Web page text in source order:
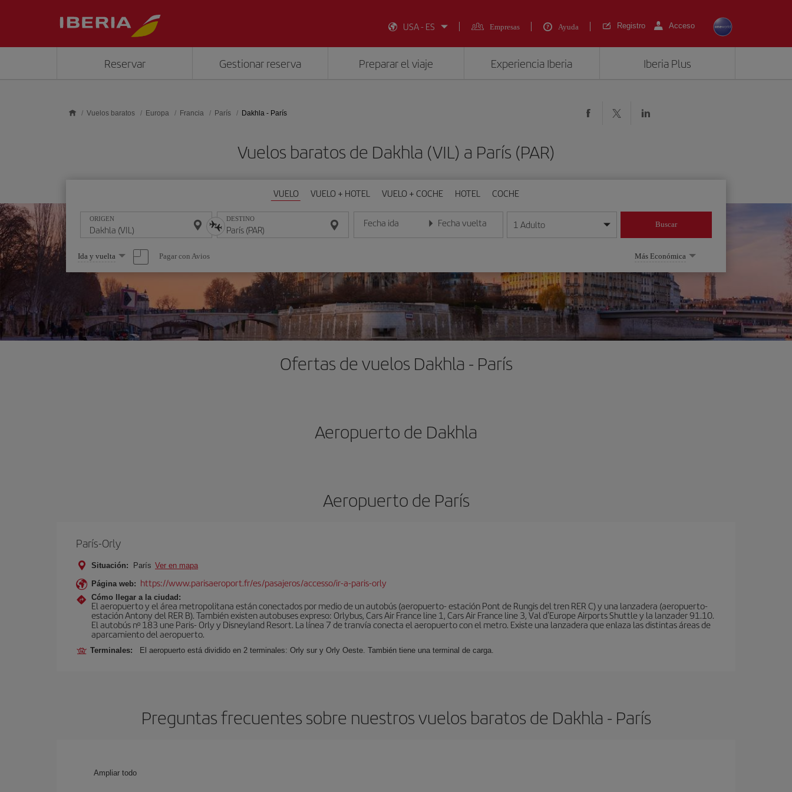
USA - ES
Empresas Ayuda Registro Acceso
Reservar Gestionar reserva Preparar el viaje Experiencia Iberia Iberia Plus
Vuelos baratos Europa Francia París Dakhla - París
Vuelos baratos de Dakhla (VIL) a París (PAR)
VUELO VUELO + HOTEL VUELO + COCHE HOTEL COCHE
ORIGEN DESTINO Fecha ida
Introduce la fecha en formato día/mes/año
Fecha vuelta
Introduce la fecha en formato día/mes/año
1 Adulto Buscar
Seleccione
una
opción
Ida y vuelta Pagar con Avios Más Económica
Ofertas de vuelos Dakhla - París
Aeropuerto de Dakhla
Aeropuerto de París
París-Orly
Situación: París Ver en mapa
Página web: https://www.parisaeroport.fr/es/pasajeros/accesso/ir-a-paris-orly
Cómo llegar a la ciudad:
El aeropuerto y el área metropolitana están conectados por medio de un autobús (aeropuerto- estación Pont de Rungis del tren RER C) y una lanzadera (aeropuerto-
estación Antony del RER B). También existen autobuses expreso: Orlybus, Cars Air France line 1, Cars Air France line 3, Val d'Europe Airports Shuttle y la lanzader 91.10.
El autobús nº 183 une Paris- Orly y Disneyland Resort. La línea 7 de tranvía conecta el aeropuerto con el metro. Existe una lanzadera que enlaza las distintas áreas de
aparcamiento del aeropuerto.
Terminales: El aeropuerto está dividido en 2 terminales: Orly sur y Orly Oeste. También tiene una terminal de carga.
Preguntas frecuentes sobre nuestros vuelos baratos de Dakhla - París
Ampliar todo